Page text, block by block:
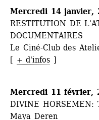
Mercredi 14 janvier,
RESTITUTION DE
DOCUMENTAIRES
Le Ciné-Club des
[ + d'infos ]
Mercredi 11 février,
DIVINE
Maya Deren